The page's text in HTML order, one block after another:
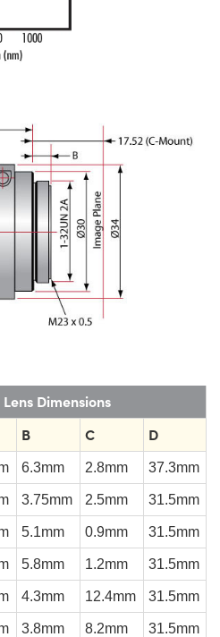
Dimensions
B C D
6.3mm 2.8mm 37.3mm
3.75mm 2.5mm 31.5mm
5.1mm 0.9mm 31.5mm
5.8mm 1.2mm 31.5mm
4.3mm 12.4mm 31.5mm
3.8mm 8.2mm 31.5mm